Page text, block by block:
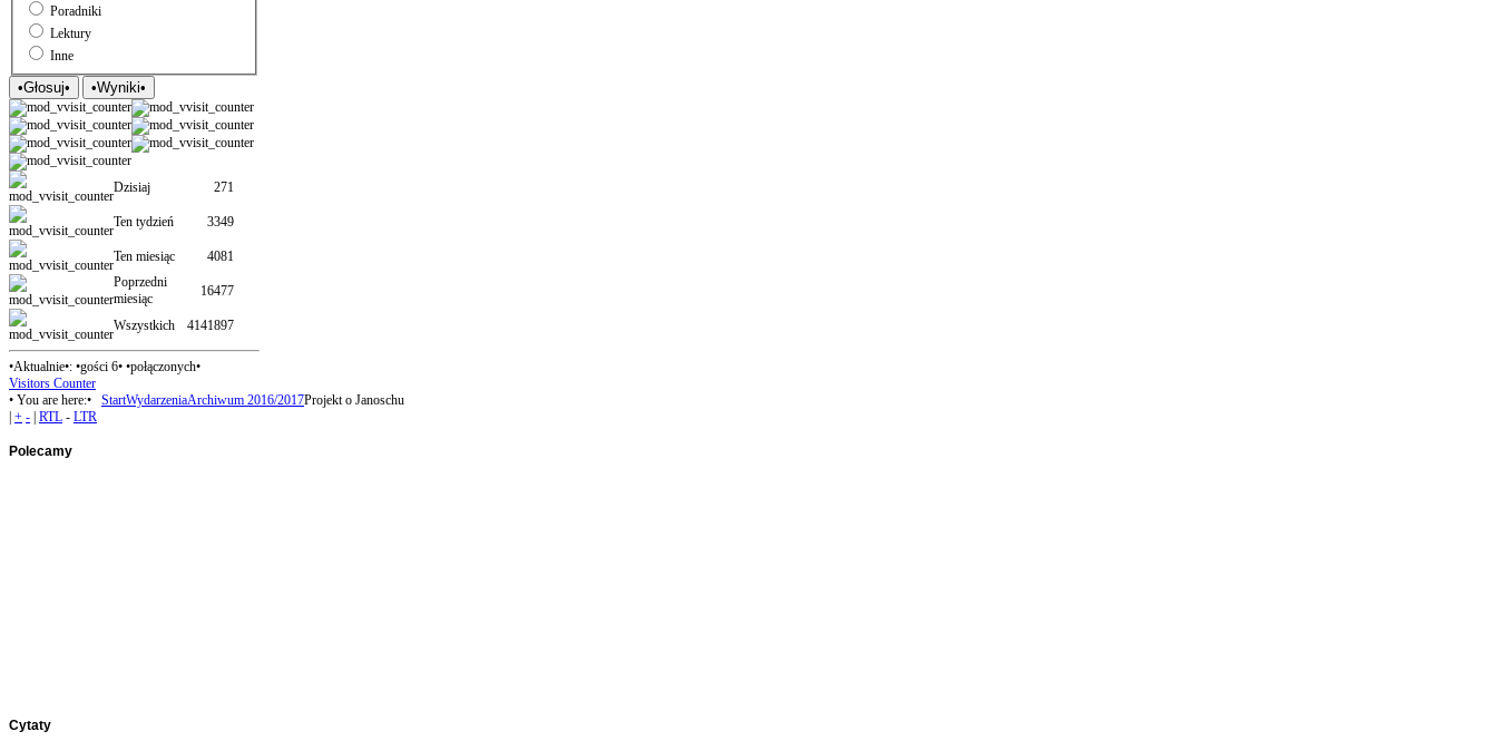
Poradniki
Lektury
Inne
Dzisiaj 271
Ten tydzień 3349
Ten miesiąc
4081
Poprzedni
miesiąc
16477
Wszystkich 4141897
•Aktualnie•: •gości 6• •połączonych•
Visitors Counter
• You are here:• StartWydarzeniaArchiwum 2016/2017Projekt o Janoschu
| + - | RTL - LTR
Polecamy
Cytaty